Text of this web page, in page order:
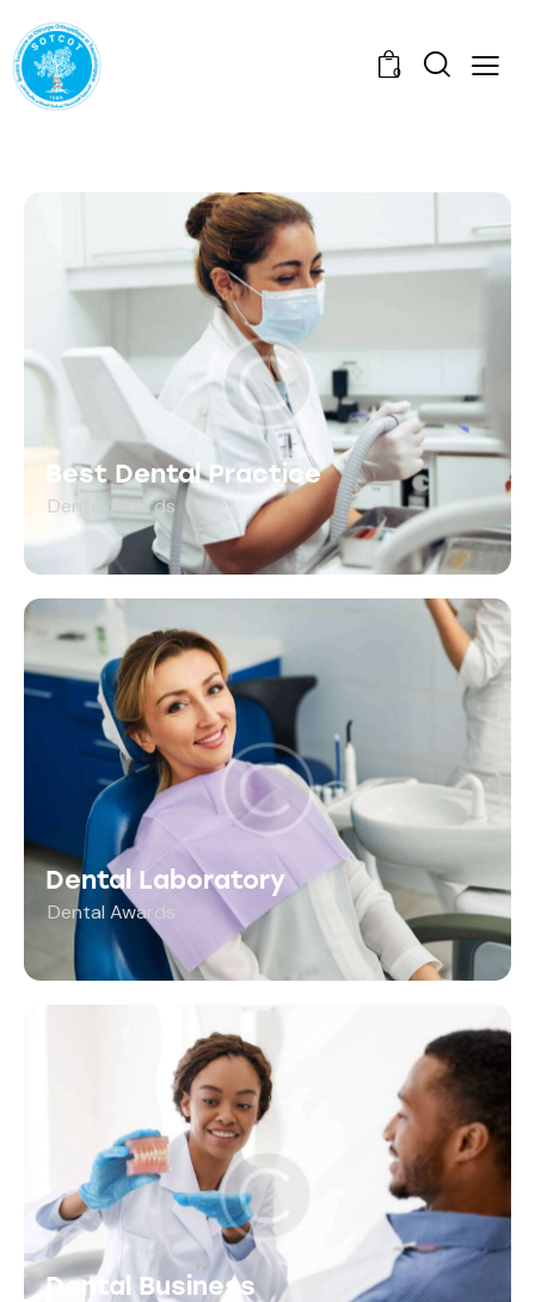
0
Best Dental Practice
Dental Awards
Dental Laboratory
Dental Awards
Dental Business